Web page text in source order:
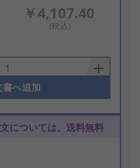
￥4,107.40
(税込)
書へ追加
については、送料無料